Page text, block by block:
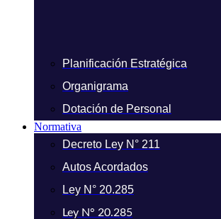
Planificación Estratégica
Organigrama
Dotación de Personal
Normativa
Decreto Ley N° 211
Autos Acordados
Ley N° 20.285
Ley N° 20.285